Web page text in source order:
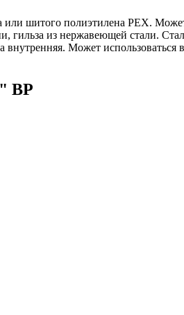
шитого полиэтилена РЕХ.
гильза из нержавеющей стали.
Может использоваться
ВР